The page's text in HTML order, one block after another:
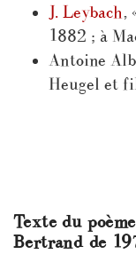
J. Leybach,
1882 ; à
Antoine
Heugel et
Texte du
Bertrand de